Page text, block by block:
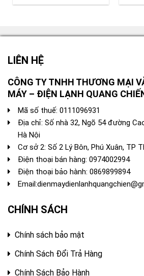
LIÊN HỆ
CÔNG TY TNHH THƯƠNG MẠI
MÁY – ĐIỆN LẠNH QUANG
Mã số thuế: 0111096931
Địa chỉ: Số nhà 32, Ngõ 54 đường
Hà Nội
Cơ sở 2: Số 2 Lý Bôn, Phú Xuân, TP
Điện thoại bán hàng: 0974002994
Điện thoại bảo hành: 0869899894
Email:
CHÍNH SÁCH
Chính sách bảo mật
Chính Sách Đổi Trả Hàng
Chính Sách Bảo Hành